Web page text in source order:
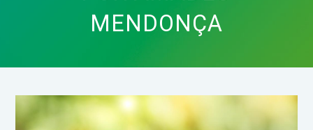
MENDONÇA